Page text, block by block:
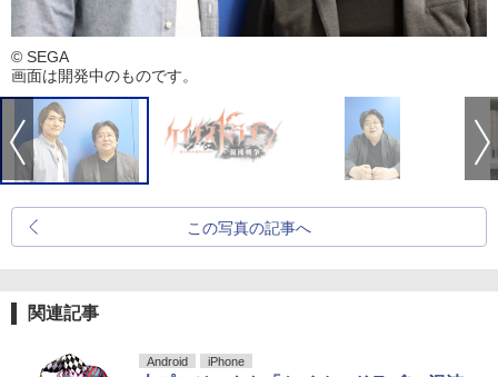
© SEGA
画面は開発中のものです。
この写真の記事へ
関連記事
Android iPhone